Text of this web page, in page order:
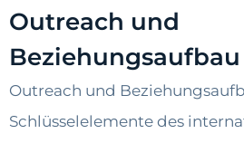
Outreach und
Beziehungsaufbau
Outreach und
Schlüsselelemente des